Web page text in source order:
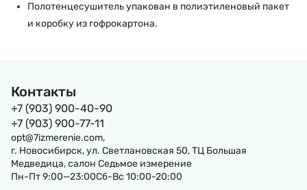
Полотенцесушитель упакован в полиэтиленовый пакет
и коробку из гофрокартона.
Контакты
+7 (903) 900-40-90
+7 (903) 900-77-11
opt@7izmerenie.com,
г. Новосибирск, ул. Светлановская 50, ТЦ Большая
Медведица, салон Седьмое измерение
Пн-Пт 9:00—23:00Сб-Вс 10:00-20:00